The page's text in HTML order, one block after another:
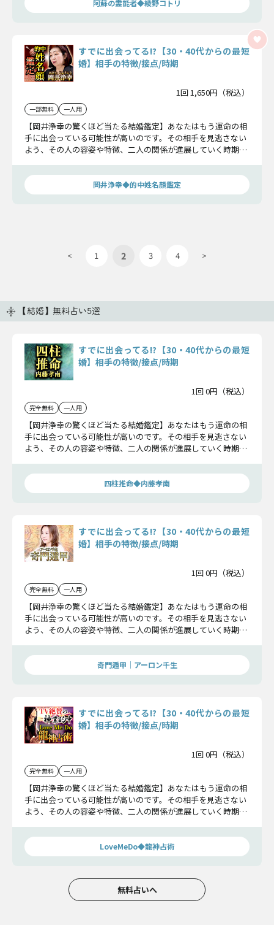
阿蘇の霊能者◆綾野コトリ
すでに出会ってる!?【30・40代からの最短
婚】相手の特徴/接点/時期
1回 1,650円（税込）
一部無料 一人用
【岡井浄幸の驚くほど当たる結婚鑑定】あなたはもう運命の相
手に出会っている可能性が高いのです。その相手を見逃さない
よう、その人の容姿や特徴、二人の関係が進展していく時期ま
く変わりますよ。
岡井浄幸◆的中姓名顔鑑定
< 1 2 3 4 >
【結婚】無料占い5選
すでに出会ってる!?【30・40代からの最短
婚】相手の特徴/接点/時期
1回 0円（税込）
完全無料 一人用
【岡井浄幸の驚くほど当たる結婚鑑定】あなたはもう運命の相
手に出会っている可能性が高いのです。その相手を見逃さない
よう、その人の容姿や特徴、二人の関係が進展していく時期ま
く変わりますよ。
四柱推命◆内藤孝南
すでに出会ってる!?【30・40代からの最短
婚】相手の特徴/接点/時期
1回 0円（税込）
完全無料 一人用
【岡井浄幸の驚くほど当たる結婚鑑定】あなたはもう運命の相
手に出会っている可能性が高いのです。その相手を見逃さない
よう、その人の容姿や特徴、二人の関係が進展していく時期ま
く変わりますよ。
奇門遁甲｜アーロン千生
すでに出会ってる!?【30・40代からの最短
婚】相手の特徴/接点/時期
1回 0円（税込）
完全無料 一人用
【岡井浄幸の驚くほど当たる結婚鑑定】あなたはもう運命の相
手に出会っている可能性が高いのです。その相手を見逃さない
よう、その人の容姿や特徴、二人の関係が進展していく時期ま
く変わりますよ。
LoveMeDo◆龍神占術
無料占いへ